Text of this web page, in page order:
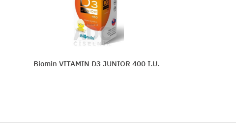
400 I.U. WALMARK Megadéčko 2000 IU